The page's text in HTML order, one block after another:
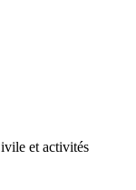
et activités